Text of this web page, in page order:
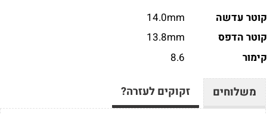
קוטר עדשה
14.0mm
קוטר הדפס
13.8mm
קימור 8.6
משלוחים זקוקים לעזרה?